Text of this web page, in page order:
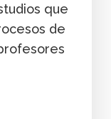
que
de